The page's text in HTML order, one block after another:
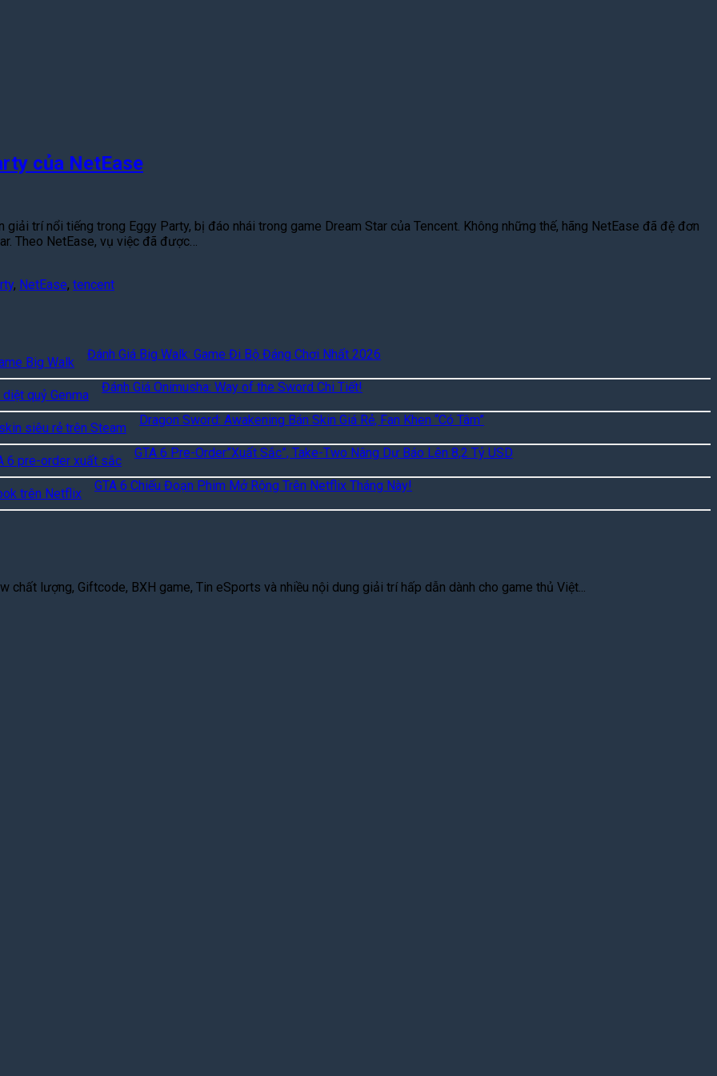
của NetEase
trí nổi tiếng trong Eggy Party, bị đáo nhái trong game Dream Star của Tencent. Không những thế, hãng NetEase đã đệ đơn
Theo NetEase, vụ việc đã được…
, NetEase, tencent
Đánh Giá Big Walk: Game Đi Bộ Đáng Chơi Nhất 2026
Đánh Giá Onimusha: Way of the Sword Chi Tiết!
Dragon Sword: Awakening Bán Skin Giá Rẻ, Fan Khen “Có Tâm”
GTA 6 Pre-Order”Xuất Sắc”, Take-Two Nâng Dự Báo Lên 8,2 Tỷ USD
GTA 6 Chiếu Đoạn Phim Mở Rộng Trên Netflix Tháng Này!
chất lượng, Giftcode, BXH game, Tin eSports và nhiều nội dung giải trí hấp dẫn dành cho game thủ Việt...